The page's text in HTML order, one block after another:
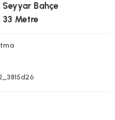
Seyyar Bahçe
33 Metre